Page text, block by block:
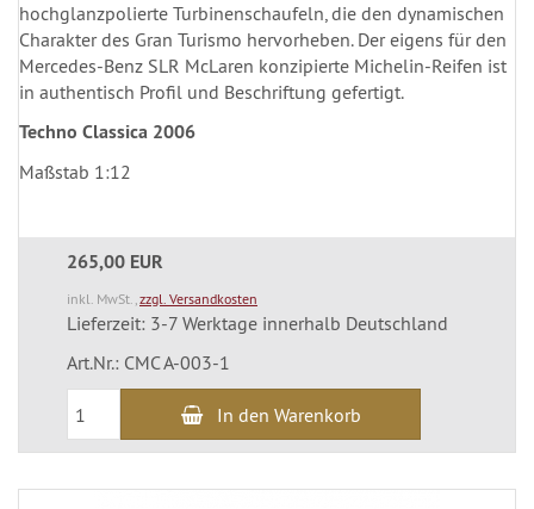
hochglanzpolierte Turbinenschaufeln, die den dynamischen
Charakter des Gran Turismo hervorheben. Der eigens für den
Mercedes-Benz SLR McLaren konzipierte Michelin-Reifen ist
in authentisch Profil und Beschriftung gefertigt.
Techno Classica 2006
Maßstab 1:12
265,00 EUR
inkl. MwSt.,zzgl. Versandkosten
Lieferzeit: 3-7 Werktage innerhalb Deutschland
Art.Nr.: CMC A-003-1
In den Warenkorb